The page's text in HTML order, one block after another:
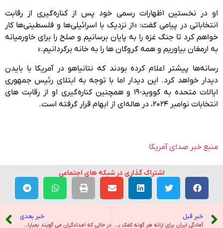
او در نخستین اظهارات رسمی خود پس از کناره‌گیری از رقابت
انتخاباتی در پیامی گفت: «از نزدیک با اسرائیلی‌ها و فلسطینی‌ها کار
خواهم کرد تا جنگ غزه را به پایان برسانیم و صلح را برای خاورمیانه
به ارمغان بیاوریم و همه گروگان ها را به خانه برگردانیم.»
رسانه‌ها پیشتر اعلام کرده بودند که نتانیاهو در آمریکا با بایدن
دیدار خواهد کرد. این دیدار اما با توجه به ابتلای رئیس جمهوری
ایالات متحده به کووید-۱۹ و همچنین کناره‌گیری او از رقابت های
انتخابات نوامبر ۲۰۲۴، در هاله‌ای از ابهام قرار گرفته است.
منبع خبر صدای آمریکا
اشتراک گذاری در شبکه های اجتماعی
خبر قبل
آمادگی ایران برای ارائه هر گونه کمک به عمان – خبرگزاری تسنیم
خبر بعدی
در حالی که امدادگران می گویند بمباران ده ها نفر را کشت، اسرائیل دستور تخلیه جدید غزه را صادر کرد – نیویورک تایمز